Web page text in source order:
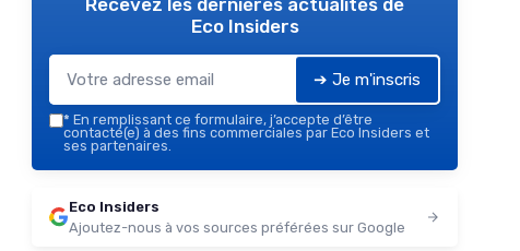
Recevez les dernières actualités de
Eco Insiders
➔ Je m'inscris
* En remplissant ce formulaire, j’accepte d’être
contacté(e) à des fins commerciales par Eco Insiders et
ses partenaires.
Eco Insiders
Ajoutez-nous à vos sources préférées sur Google